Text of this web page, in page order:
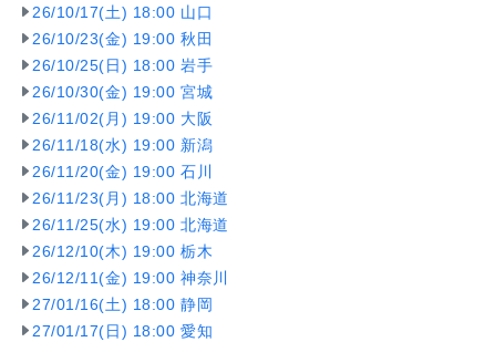
26/10/17(土) 18:00 山口
26/10/23(金) 19:00 秋田
26/10/25(日) 18:00 岩手
26/10/30(金) 19:00 宮城
26/11/02(月) 19:00 大阪
26/11/18(水) 19:00 新潟
26/11/20(金) 19:00 石川
26/11/23(月) 18:00 北海道
26/11/25(水) 19:00 北海道
26/12/10(木) 19:00 栃木
26/12/11(金) 19:00 神奈川
27/01/16(土) 18:00 静岡
27/01/17(日) 18:00 愛知